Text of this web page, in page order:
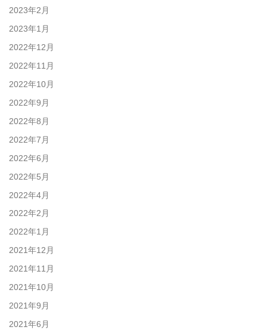
2023年2月
2023年1月
2022年12月
2022年11月
2022年10月
2022年9月
2022年8月
2022年7月
2022年6月
2022年5月
2022年4月
2022年2月
2022年1月
2021年12月
2021年11月
2021年10月
2021年9月
2021年6月